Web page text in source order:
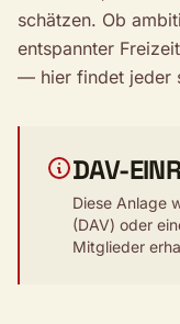
schätzen. Ob
entspannter
— hier findet jeder
DAV-
Diese Anlage
(DAV) oder
Mitglieder